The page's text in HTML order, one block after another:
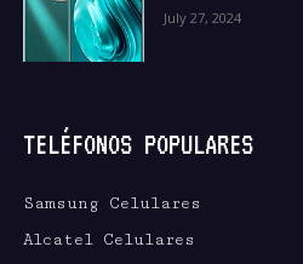
July 27, 2024
TELÉFONOS POPULARES
Samsung Celulares
Alcatel Celulares